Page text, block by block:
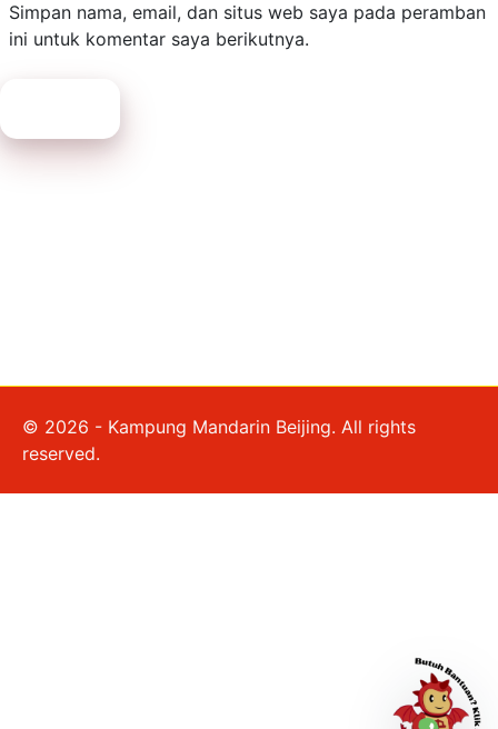
Simpan nama, email, dan situs web saya pada peramban
ini untuk komentar saya berikutnya.